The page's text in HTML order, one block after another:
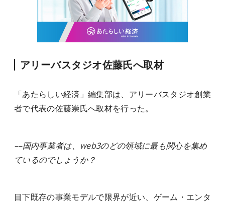
アリーバスタジオ佐藤氏へ取材
「あたらしい経済」編集部は、アリーバスタジオ創業
者で代表の佐藤崇氏へ取材を行った。
––国内事業者は、web3のどの領域に最も関心を集め
ているのでしょうか？
目下既存の事業モデルで限界が近い、ゲーム・エンタ